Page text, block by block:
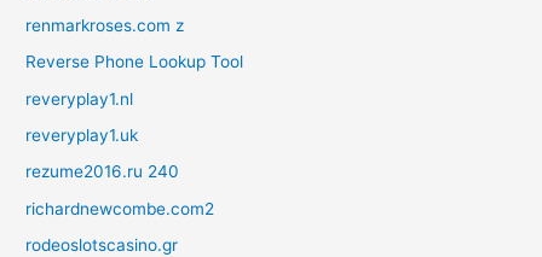
renmarkroses.com z
Reverse Phone Lookup Tool
reveryplay1.nl
reveryplay1.uk
rezume2016.ru 240
richardnewcombe.com2
rodeoslotscasino.gr